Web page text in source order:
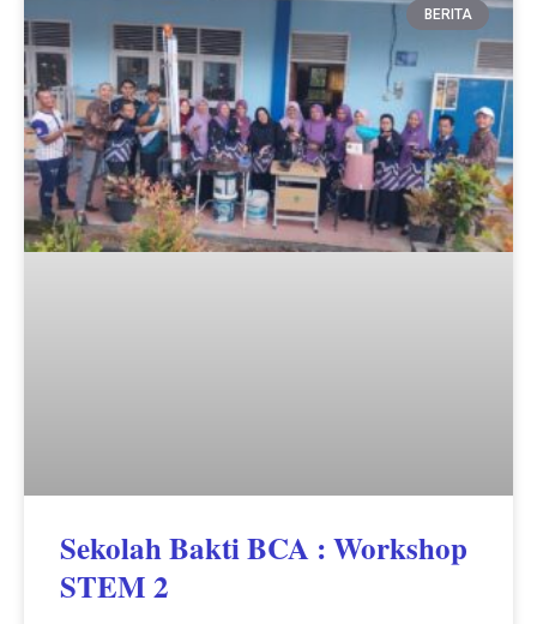
BERITA
Sekolah Bakti BCA : Workshop
STEM 2